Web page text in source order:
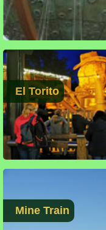
El Torito
Mine Train